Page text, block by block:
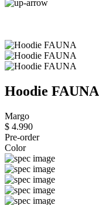
Hoodie FAUNA
Margo
$ 4.990
Pre-order
Color